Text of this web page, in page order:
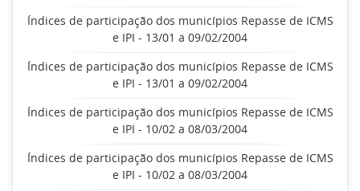
Índices de participação dos municípios Repasse de ICMS
e IPI - 13/01 a 09/02/2004
Índices de participação dos municípios Repasse de ICMS
e IPI - 13/01 a 09/02/2004
Índices de participação dos municípios Repasse de ICMS
e IPI - 10/02 a 08/03/2004
Índices de participação dos municípios Repasse de ICMS
e IPI - 10/02 a 08/03/2004